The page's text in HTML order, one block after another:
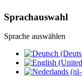
Sprachauswahl
Sprache auswählen